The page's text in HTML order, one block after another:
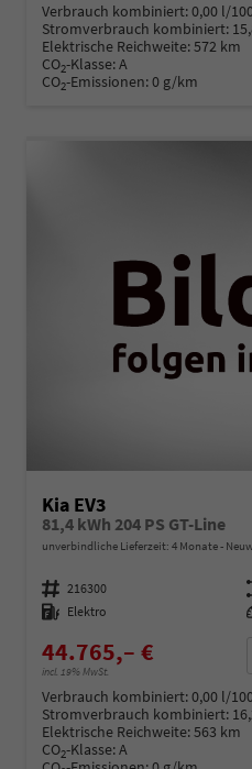
Verbrauch kombiniert:0,00 l/
Stromverbrauch kombiniert:
Elektrische Reichweite:572 km
CO2-Klasse:A
CO2-Emissionen:0 g/km
Kia EV3
81,4 kWh 204 PS GT-Line
unverbindliche Lieferzeit: 4 Monate
Fahrzeugnummer 216300
Kraftstoff Elektro
44.765,– €
incl. 19% MwSt.
Verbrauch kombiniert:0,00 l/
Stromverbrauch kombiniert:
Elektrische Reichweite:563 km
CO2-Klasse:A